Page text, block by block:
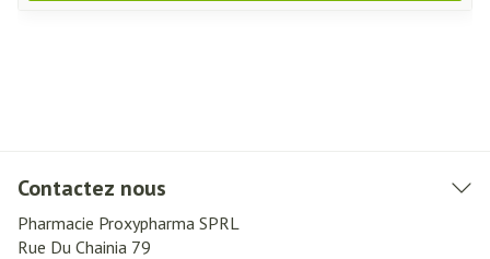
Contactez nous
Pharmacie Proxypharma SPRL
Rue Du Chainia 79